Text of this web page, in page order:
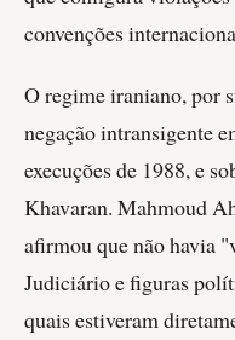
convenções
O regime iraniano, por
negação intransigente
execuções de 1988, e
Khavaran. Mahmoud
afirmou que não havia
Judiciário e figuras
quais estiveram